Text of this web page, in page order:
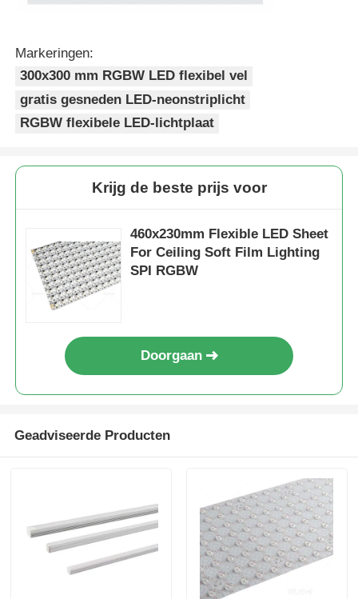
Markeringen:
300x300 mm RGBW LED flexibel vel
gratis gesneden LED-neonstriplicht
RGBW flexibele LED-lichtplaat
Krijg de beste prijs voor
460x230mm Flexible LED Sheet
For Ceiling Soft Film Lighting
SPI RGBW
Doorgaan
Geadviseerde Producten